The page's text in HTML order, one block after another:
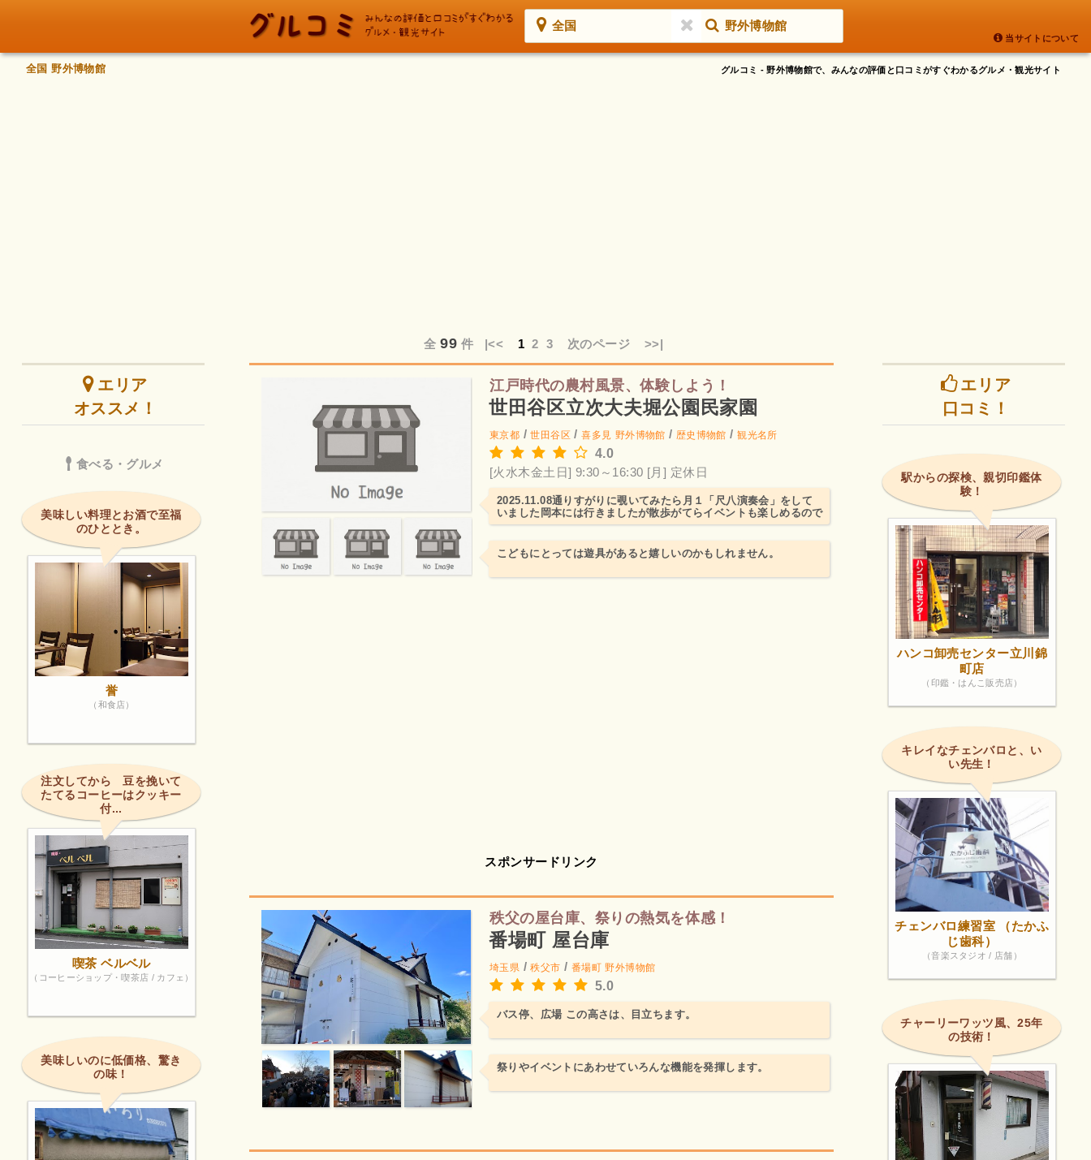
全国 野外博物館
当サイトについて
グルコミ - 野外博物館で、みんなの評価と口コミがすぐわかるグルメ・観光サイト
全国 野外博物館
全99 件 |<< 12 3 次のページ >>|
江戸時代の農村風景、体験しよう！
世田谷区立次大夫堀公園民家園
東京都 /世田谷区/喜多見 野外博物館 / 歴史博物館 /観光名所
4.0
[火水木金土日] 9:30～16:30 [月] 定休日
2025.11.08通りすがりに覗いてみたら月１「尺八演奏会」をして
いました岡本には行きましたが散歩がてらイベントも楽しめるので
暇…時間を見...
こどもにとっては遊具があると嬉しいのかもしれません。
スポンサードリンク
秩父の屋台庫、祭りの熱気を体感！
番場町 屋台庫
埼玉県 /秩父市 / 番場町 野外博物館
5.0
バス停、広場 この高さは、目立ちます。
祭りやイベントにあわせていろんな機能を発揮します。
エリア
オススメ！
食べる・グルメ
美味しい料理とお酒で至福
のひととき。
誉
（和食店）
注文してから 豆を挽いて
たてるコーヒーはクッキー
付...
喫茶 ベルベル
（コーヒーショップ・喫茶店 / カフェ）
美味しいのに低価格、驚き
の味！
エリア
口コミ！
駅からの探検、親切印鑑体
験！
ハンコ卸売センター立川錦
町店
（印鑑・はんこ販売店）
キレイなチェンバロと、い
い先生！
チェンバロ練習室 （たかふ
じ歯科）
（音楽スタジオ / 店舗）
チャーリーワッツ風、25年
の技術！